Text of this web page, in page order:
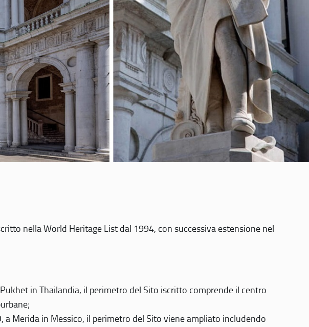
nella World Heritage List dal 1994, con successiva estensione nel
in Thailandia, il perimetro del Sito iscritto comprende il centro
Merida in Messico, il perimetro del Sito viene ampliato includendo